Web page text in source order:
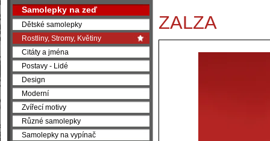
ZALZA
Samolepky na zeď
Dětské samolepky
Rostliny, Stromy, Květiny
Citáty a jména
Postavy - Lidé
Design
Moderní
Zvířecí motivy
Různé samolepky
Samolepky na vypínač